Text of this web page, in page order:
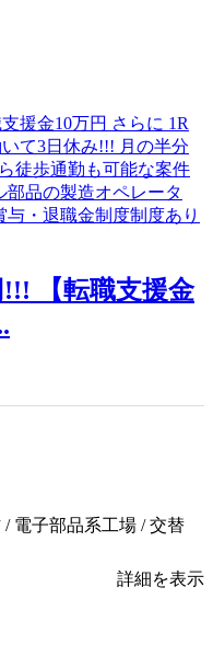
【転職支援金
電子部品系工場 / 交替
詳細を表示